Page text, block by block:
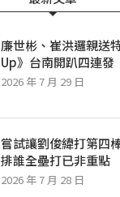
廉世彬、崔洪邏親
Up》台南開趴四連發
2026 年 7 月 29 日
嘗試讓劉俊緯打第
排誰全壘打已非重點
2026 年 7 月 28 日